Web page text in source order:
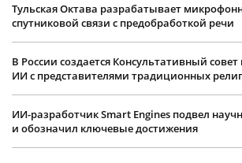
Тульская Октава разрабатывает
спутниковой связи с предобработкой речи
В России создается Консультативный совет
ИИ с представителями традиционных
ИИ-разработчик Smart Engines подвел
и обозначил ключевые достижения